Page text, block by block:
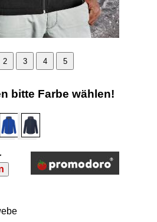
2 3 4 5
bitte Farbe wählen!